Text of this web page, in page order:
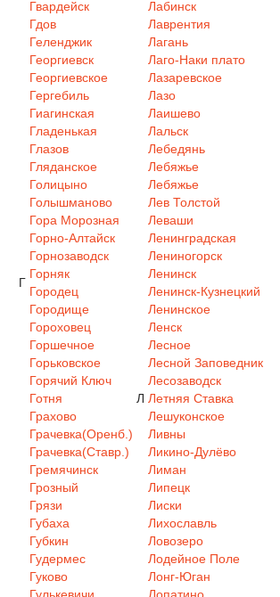
Г
Гвардейск
Гдов
Геленджик
Георгиевск
Георгиевское
Гергебиль
Гиагинская
Гладенькая
Глазов
Гляданское
Голицыно
Голышманово
Гора Морозная
Горно-Алтайск
Горнозаводск
Горняк
Городец
Городище
Гороховец
Горшечное
Горьковское
Горячий Ключ
Готня
Грахово
Грачевка(Оренб.)
Грачевка(Ставр.)
Гремячинск
Грозный
Грязи
Губаха
Губкин
Гудермес
Гуково
Л
Лабинск
Лаврентия
Лагань
Лаго-Наки плато
Лазаревское
Лазо
Лаишево
Лальск
Лебедянь
Лебяжье
Лебяжье
Лев Толстой
Леваши
Ленинградская
Лениногорск
Ленинск
Ленинск-Кузнецкий
Ленинское
Ленск
Лесное
Лесной Заповедник
Лесозаводск
Летняя Ставка
Лешуконское
Ливны
Ликино-Дулёво
Лиман
Липецк
Лиски
Лихославль
Ловозеро
Лодейное Поле
Лонг-Юган